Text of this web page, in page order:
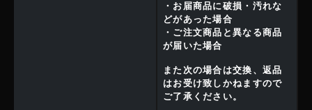
・お届商品に破損・汚れな
どがあった場合
・ご注文商品と異なる商品
が届いた場合
また次の場合は交換、返品
はお受け致しかねますので
ご了承ください。